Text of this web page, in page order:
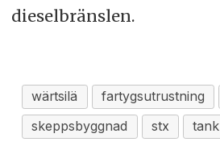
dieselbränslen.
wärtsilä fartygsutrustning
skeppsbyggnad
stx tank